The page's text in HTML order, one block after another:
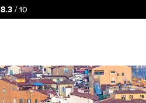
8.3 / 10